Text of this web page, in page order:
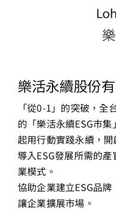
樂活永續股份
「從0-1」的突破，全
的「樂活永續ESG市
起用行動實踐永續，開
導入ESG發展所需的
業模式。
協助企業建立ESG品
讓企業擴展市場。